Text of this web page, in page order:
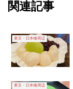
関連記事
東京・日本橋周辺
東京・日本橋周辺